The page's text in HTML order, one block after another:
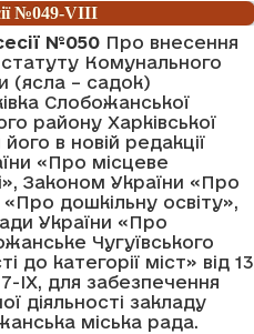
№049-VIII
№050 Про внесення
Комунального
(ясла – садок)
Слобожанської
району Харківської
в новій редакції
«Про місцеве
Законом України «Про
дошкільну освіту»,
України «Про
Чугуївського
до категорії міст» від 13
IХ, для забезпечення
діяльності закладу
міська рада.